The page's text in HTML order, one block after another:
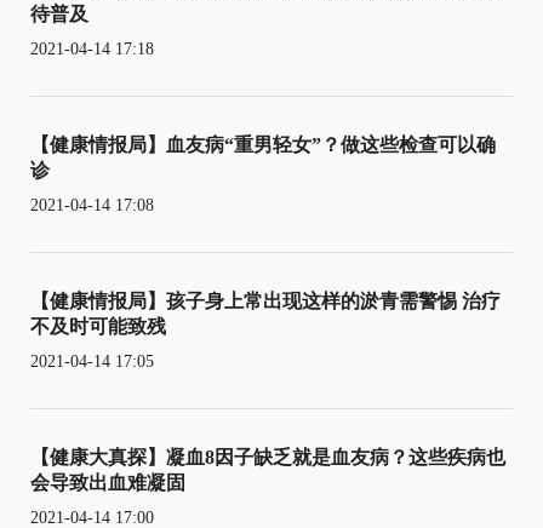
待普及
2021-04-14 17:18
【健康情报局】血友病“重男轻女”？做这些检查可以确
诊
2021-04-14 17:08
【健康情报局】孩子身上常出现这样的淤青需警惕 治疗
不及时可能致残
2021-04-14 17:05
【健康大真探】凝血8因子缺乏就是血友病？这些疾病也
会导致出血难凝固
2021-04-14 17:00